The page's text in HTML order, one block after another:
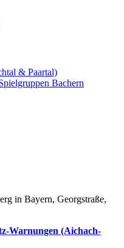
& Paartal)
Bachern
in Bayern, Georgstraße,
Warnungen (Aichach-